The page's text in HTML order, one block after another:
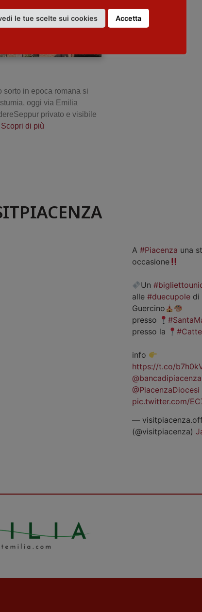
sorto in epoca romana si
oggi via Emilia
privato e visibile
Scopri di più
A #Piacenza una
occasione
Un
alle #duecupoledi
Guercino
presso
presso la
info
https://t.co/
@bancadipiacenza
@PiacenzaDiocesi
pic.twitter.com/
—
(@visitpiacenza)
le tue scelte sui cookies Accetta